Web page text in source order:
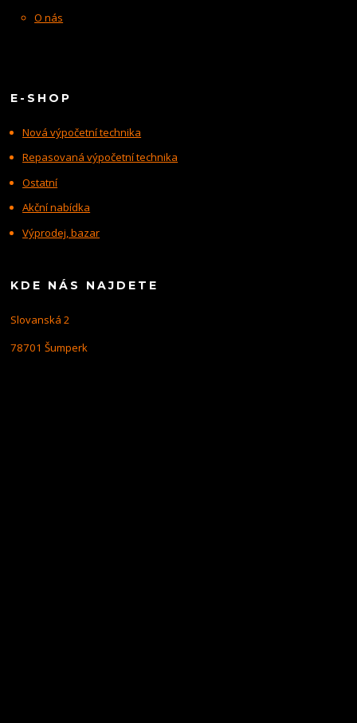
O nás
E-SHOP
Nová výpočetní technika
Repasovaná výpočetní technika
Ostatní
Akční nabídka
Výprodej, bazar
KDE NÁS NAJDETE
Slovanská 2
78701 Šumperk